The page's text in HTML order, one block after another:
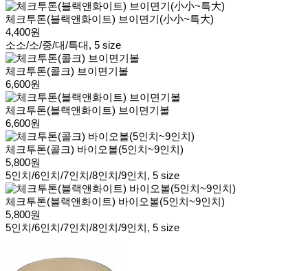
체크투톤(블랙앤화이트) 브이면기(小小~특大)
4,400원
소소/소/중/대/특대, 5 size
체크투톤(콜크) 브이면기볼
6,600원
체크투톤(블랙앤화이트) 브이면기볼
6,600원
체크투톤(콜크) 바이오볼(5인치~9인치)
5,800원
5인치/6인치/7인치/8인치/9인치, 5 size
체크투톤(블랙앤화이트) 바이오볼(5인치~9인치)
5,800원
5인치/6인치/7인치/8인치/9인치, 5 size